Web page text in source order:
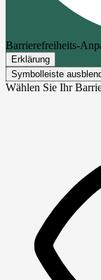
Barrierefreiheits-
Erklärung
Symbolleiste
Wählen Sie Ihr